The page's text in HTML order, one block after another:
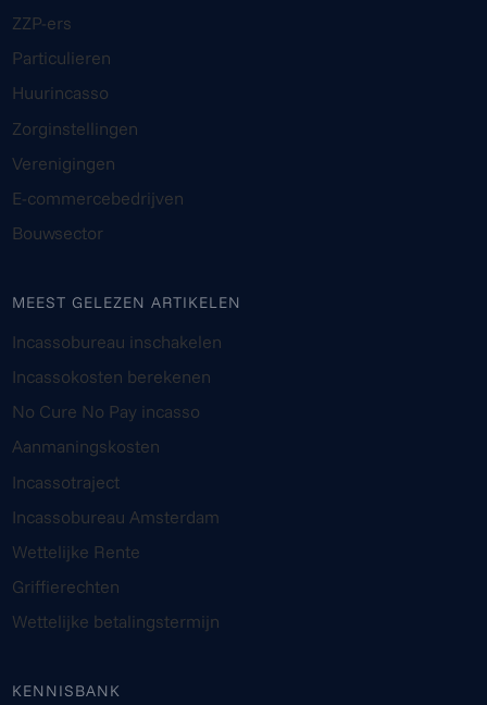
ZZP-ers
Particulieren
Huurincasso
Zorginstellingen
Verenigingen
E-commercebedrijven
Bouwsector
MEEST GELEZEN ARTIKELEN
Incassobureau inschakelen
Incassokosten berekenen
No Cure No Pay incasso
Aanmaningskosten
Incassotraject
Incassobureau Amsterdam
Wettelijke Rente
Griffierechten
Wettelijke betalingstermijn
KENNISBANK